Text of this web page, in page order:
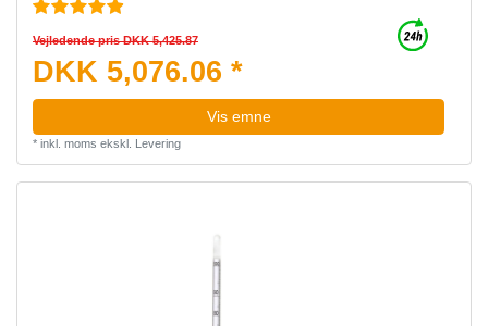
Vejledende pris DKK 5,425.87
DKK 5,076.06 *
Vis emne
* inkl. moms ekskl. Levering